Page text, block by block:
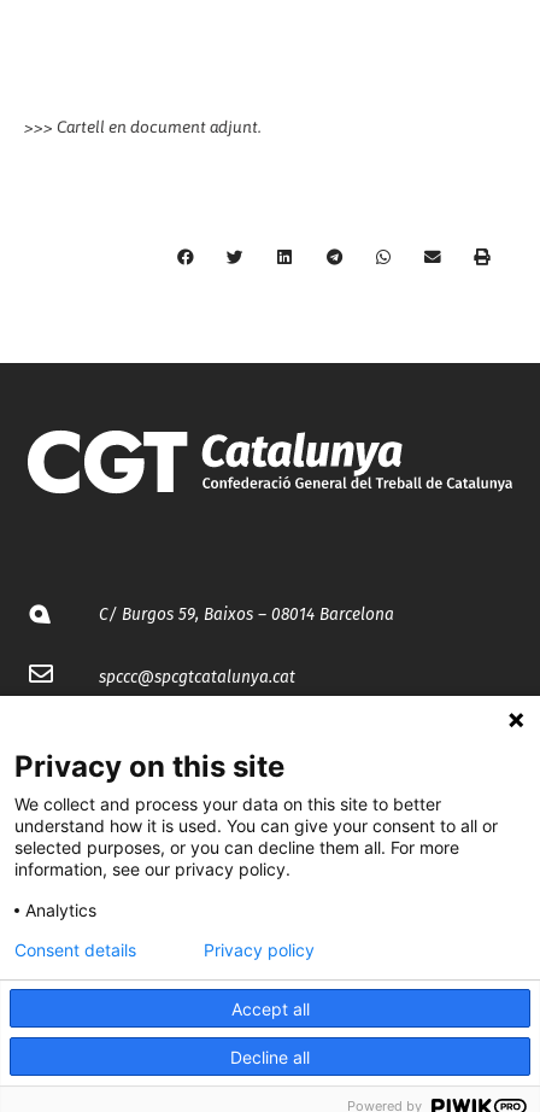
>>> Cartell en document adjunt.
C/ Burgos 59, Baixos – 08014 Barcelona
spccc@spcgtcatalunya.cat
@CGTCatalunya
cgtcatalunya
cgtcatalunya
Desenvolupat per
Privacy on this site
We collect and process your data on this site to better
understand how it is used. You can give your consent to all or
selected purposes, or you can decline them all. For more
information, see our privacy policy.
Analytics
Accept all
Decline all
Consent details Privacy policy
Powered by